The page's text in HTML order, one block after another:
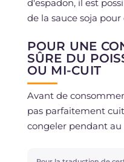
d'espadon, il est
de la sauce soja
possible d'ajouter
Pour des notes
remplacer le citron
POUR UNE
SÛRE DU
OU MI-CUIT
Avant de
pas parfaitement
congeler pendant au
marqué de 3 étoiles